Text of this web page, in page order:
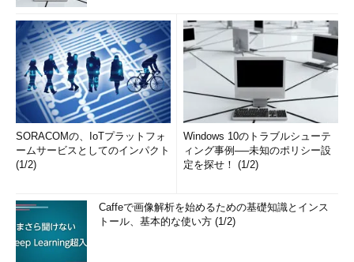
SORACOMの、IoTプラットフォ
ームサービスとしてのインパクト
(1/2)
Windows 10のトラブルシューテ
ィング事例──未知のポリシー設
定を探せ！ (1/2)
Caffeで画像解析を始めるための基礎知識とインス
トール、基本的な使い方 (1/2)